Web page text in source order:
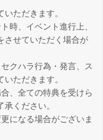
ただきます。
時、イベント進行上、
させていただく場合が
クハラ行為・発言、ス
ただきます。
、全ての特典を受けら
ください。
になる場合がございま